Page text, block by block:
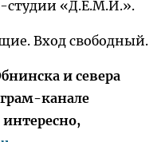
студии «Д.Е.М.И.».
Вход свободный.
и севера
канале